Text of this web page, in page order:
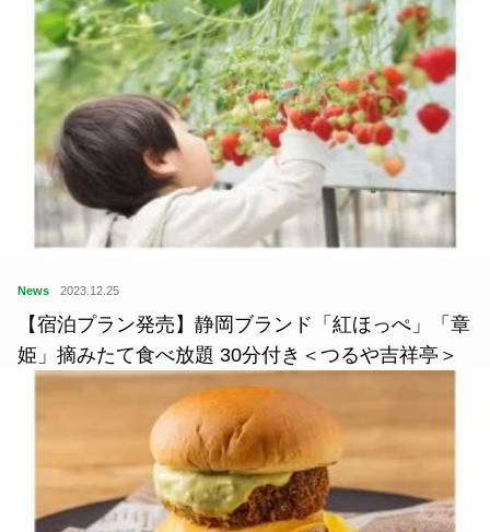
News 2023.12.25
【宿泊プラン発売】静岡ブランド「紅ほっぺ」「章
姫」摘みたて食べ放題 30分付き＜つるや吉祥亭＞